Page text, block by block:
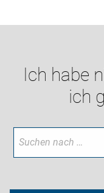
Ich habe
ich